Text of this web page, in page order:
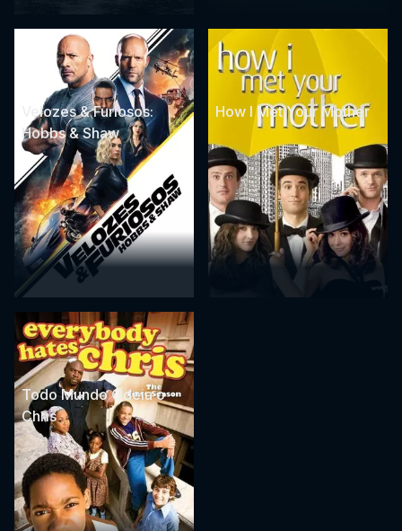
Velozes & Furiosos:
Hobbs & Shaw
How I Met Your Mother
Todo Mundo Odeia o
Chris